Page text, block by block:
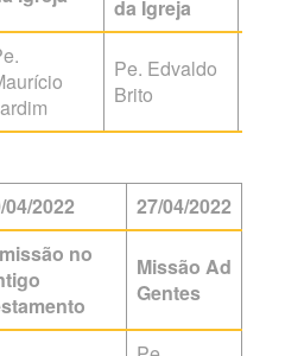
da Igreja
Pe. Edvaldo
Brito
04/2022
27/04/2022
no
Missão Ad
Gentes